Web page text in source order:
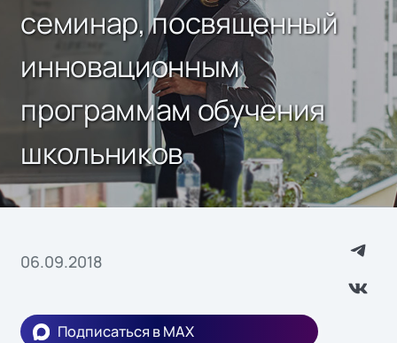
семинар, посвященный
инновационным
программам обучения
школьников
06.09.2018
Подписаться в MAX